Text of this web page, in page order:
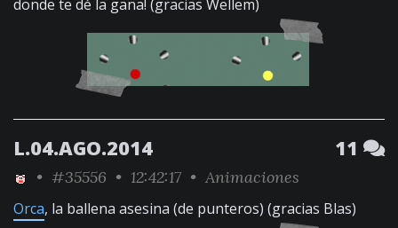
donde te dé la gana! (gracias Wellem)
L.04.AGO.2014 11
• #35556 • 12:42:17 • Animaciones
Orca, la ballena asesina (de punteros) (gracias Blas)